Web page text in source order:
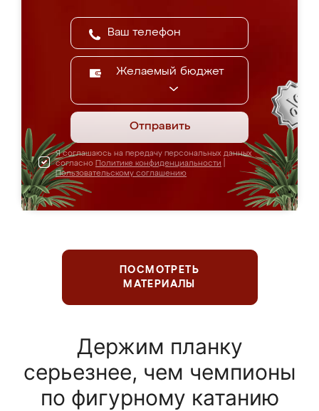
Желаемый бюджет
Отправить
Я соглашаюсь на передачу персональных данных
согласно Политике конфиденциальности
Пользовательскому соглашению
ПОСМОТРЕТЬ
МАТЕРИАЛЫ
Держим планку
серьезнее, чем чемпионы
по фигурному катанию